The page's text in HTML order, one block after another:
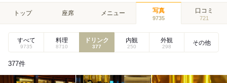
トップ 座席 メニュー 写真
9735
口コミ
721
すべて
9735
料理
8710
ドリンク
377
内観
250
外観
298
その他
377件